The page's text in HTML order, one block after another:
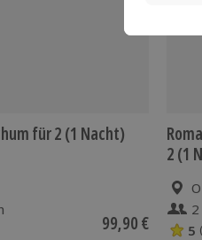
für 2 (1 Nacht)
99,90 €
2 (1
5